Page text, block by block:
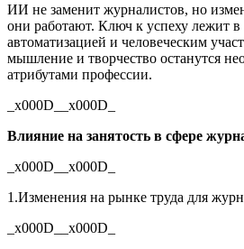
ИИ не заменит журналистов, но
они работают. Ключ к успеху лежит в
автоматизацией и человеческим
мышление и творчество останутся
атрибутами профессии.
_x000D__x000D_
Влияние на занятость в сфере
_x000D__x000D_
1.Изменения на рынке труда для
_x000D__x000D_